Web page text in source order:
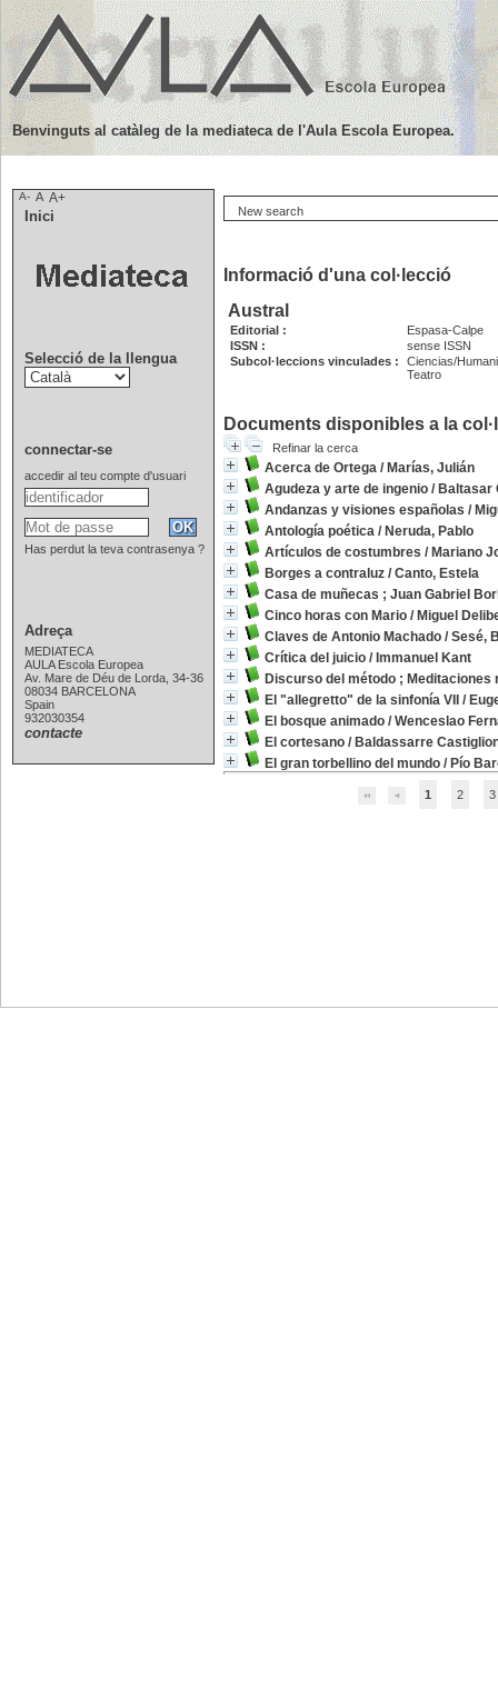
New search
Informació d'una col·lecció
Austral
Editorial :
Espasa-Calpe
ISSN :
sense ISSN
Subcol·leccions vinculades :
Ciencias/
Teatro
Documents disponibles a la
Refinar la cerca
Acerca de Ortega / Marías, Julián
Agudeza y arte de ingenio / Baltasar
Andanzas y visiones españolas /
Antología poética / Neruda, Pablo
Artículos de costumbres / Mariano
Borges a contraluz /Canto, Estela
Casa de muñecas ; Juan Gabriel
Cinco horas con Mario / Miguel
Claves de Antonio Machado /Sesé,
Crítica del juicio / Immanuel Kant
Discurso del método ; Meditaciones
El "allegretto" de la sinfonía VII
/
El bosque animado /Wenceslao
El cortesano / Baldassarre
El gran torbellino del mundo / Pío
1 2 3
Benvinguts al catàleg de la mediateca de l'Aula Escola Europea.
A- A A+
Inici
Selecció de la llengua
connectar-se
accedir al teu compte d'usuari
Has perdut la teva contrasenya ?
Adreça
MEDIATECA
AULA Escola Europea
Av. Mare de Déu de Lorda, 34-36
08034 BARCELONA
Spain
932030354
contacte